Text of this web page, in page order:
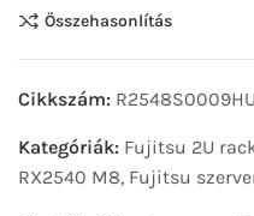
Összehasonlítás
Cikkszám: R2548S0009HU
Kategóriák: Fujitsu 2U
RX2540 M8, Fujitsu